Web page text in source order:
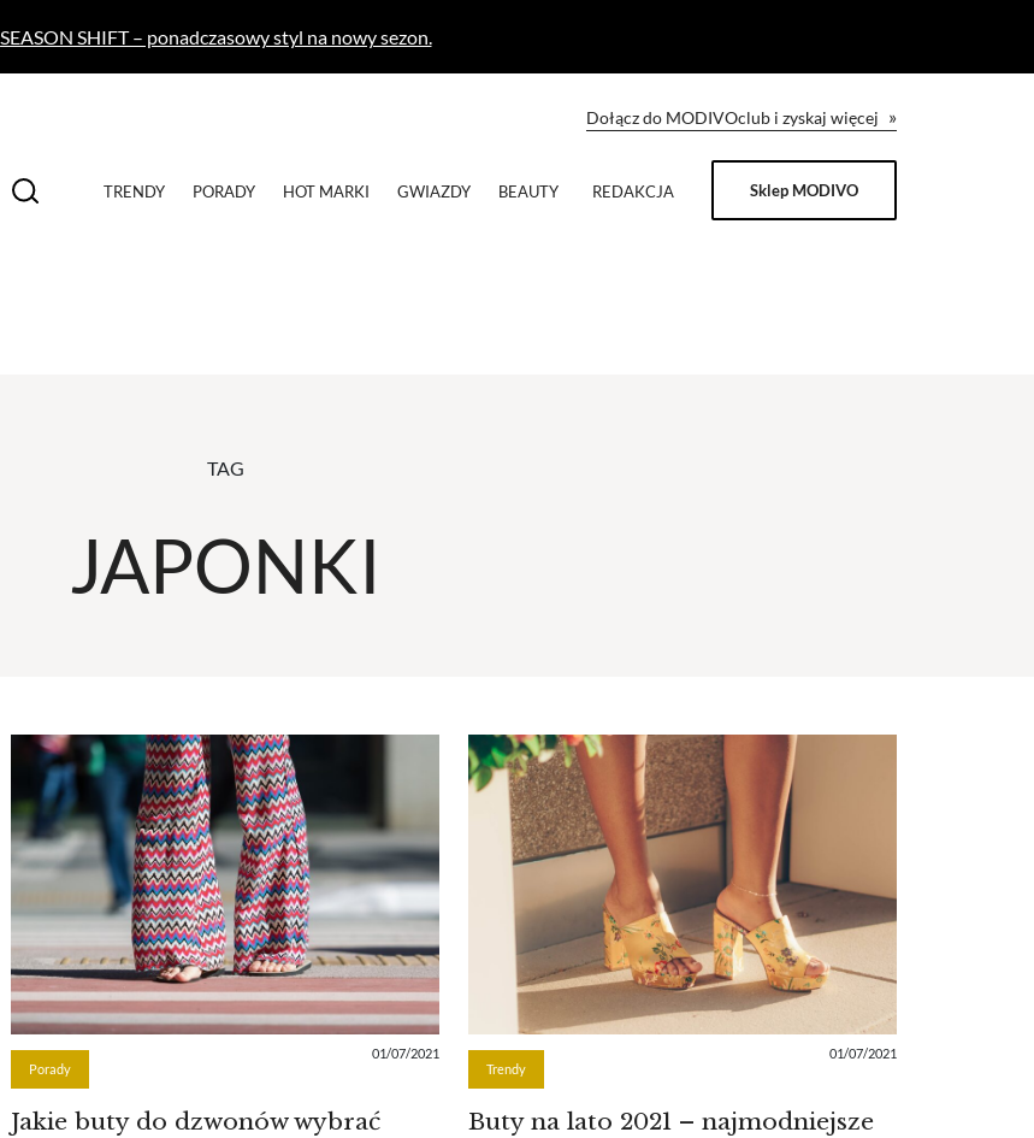
SEASON SHIFT – ponadczasowy styl na nowy sezon.
Dołącz do MODIVOclub i zyskaj więcej »
TRENDY PORADY HOT MARKI GWIAZDY BEAUTY REDAKCJA Sklep MODIVO
TAG
JAPONKI
Porady
01/07/2021
Jakie buty do dzwonów wybrać
Trendy
01/07/2021
Buty na lato 2021 – najmodniejsze